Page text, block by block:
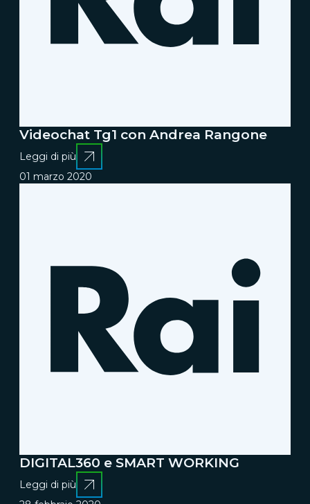
Videochat Tg1 con Andrea Rangone
Leggi di più
01 marzo 2020
DIGITAL360 e SMART WORKING
Leggi di più